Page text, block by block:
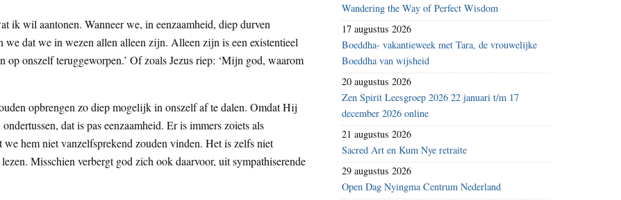
ik wil aantonen. Wanneer we, in eenzaamheid, diep durven
dat we in wezen allen alleen zijn. Alleen zijn is een existentieel
onszelf teruggeworpen.’ Of zoals Jezus riep: ‘Mijn god, waarom
opbrengen zo diep mogelijk in onszelf af te dalen. Omdat Hij
dat is pas eenzaamheid. Er is immers zoiets als
hem niet vanzelfsprekend zouden vinden. Het is zelfs niet
Misschien verbergt god zich ook daarvoor, uit sympathiserende
Wandering the Way of Perfect Wisdom
17 augustus 2026
Boeddha- vakantieweek met Tara, de vrouwelijke
Boeddha van wijsheid
20 augustus 2026
Zen Spirit Leesgroep 2026 22 januari t/m 17
december 2026 online
21 augustus 2026
Sacred Art en Kum Nye retraite
29 augustus 2026
Open Dag Nyingma Centrum Nederland